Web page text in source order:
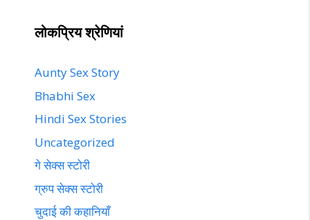
लोकप्रिय श्रेणियां
Aunty Sex Story
Bhabhi Sex
Hindi Sex Stories
Uncategorized
गे सेक्स स्टोरी
ग्रुप सेक्स स्टोरी
चुदाई की कहानियाँ